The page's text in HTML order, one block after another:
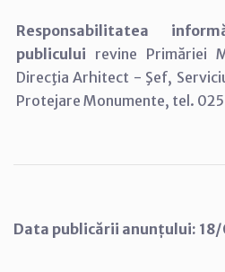
Responsabilitatea
publicului revine Primăriei
Direcţia Arhitect - Şef,
Protejare Monumente, tel.
Data publicării anunțului: